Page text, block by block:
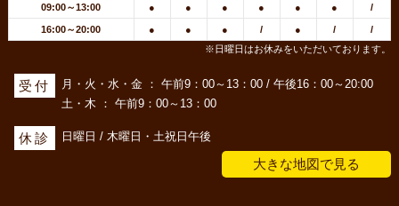
09:00～13:00 ● ● ● ● ● ● /
16:00～20:00 ● ● ● / ● /
/
※日曜日はお休みをいただいております。
受付
月・火・水・金 ： 午前9：00～13：00 / 午後16：00～20:00
土・木 ： 午前9：00～13：00
休診 日曜日 / 木曜日・土祝日午後
大きな地図で見る